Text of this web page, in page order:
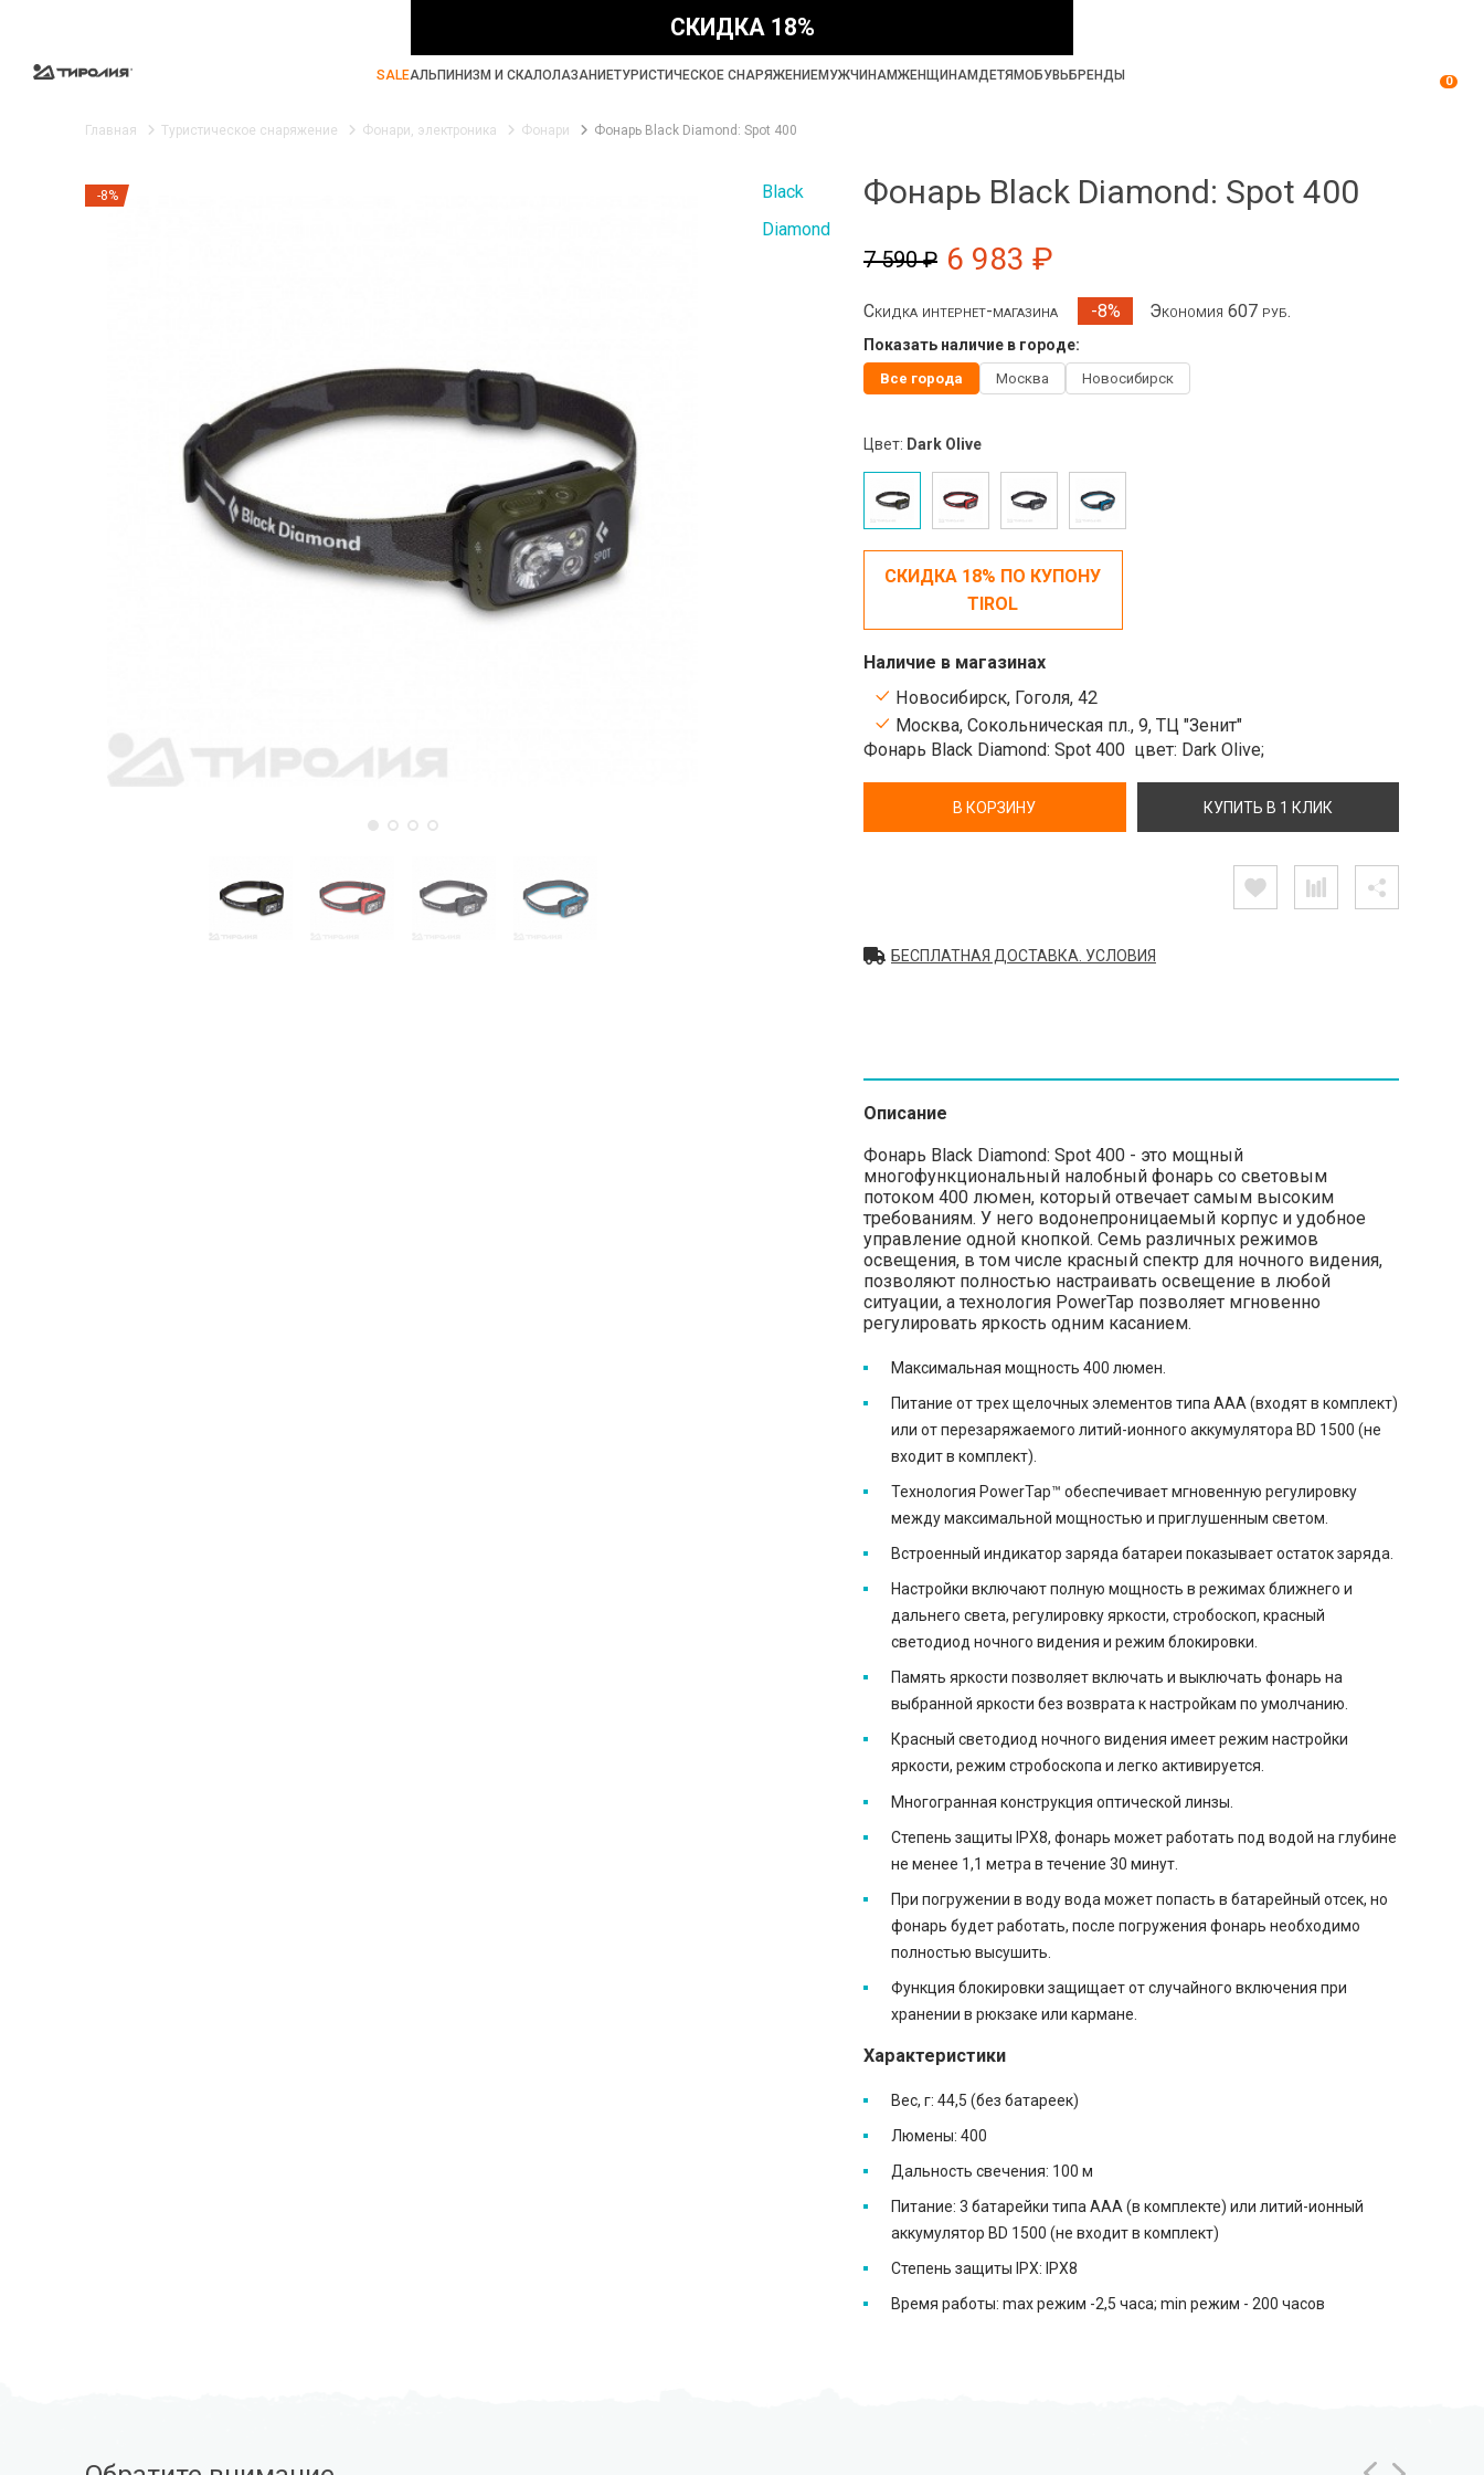
СКИДКА 18%
SALEАЛЬПИНИЗМ И СКАЛОЛАЗАНИЕТУРИСТИЧЕСКОЕ СНАРЯЖЕНИЕМУЖЧИНАМЖЕНЩИНАМДЕТЯМОБУВЬ БРЕНДЫ 0
Главная Туристическое снаряжение Фонари, электроника Фонари Фонарь Black Diamond: Spot 400
-8%
Black
Diamond
Фонарь Black Diamond: Spot 400
7 590 ₽ 6 983 ₽
Скидка интернет-магазина -8% Экономия 607 руб.
Показать наличие в городе:
Все города Москва Новосибирск
Цвет: Dark Olive
СКИДКА 18% ПО КУПОНУ
TIROL
Наличие в магазинах
Новосибирск, Гоголя, 42
Москва, Сокольническая пл., 9, ТЦ "Зенит"
Фонарь Black Diamond: Spot 400 цвет: Dark Olive;
В КОРЗИНУ КУПИТЬ В 1 КЛИК
БЕСПЛАТНАЯ ДОСТАВКА. УСЛОВИЯ
Описание
Фонарь Black Diamond: Spot 400 - это мощный
многофункциональный налобный фонарь со световым
потоком 400 люмен, который отвечает самым высоким
требованиям. У него водонепроницаемый корпус и удобное
управление одной кнопкой. Семь различных режимов
освещения, в том числе красный спектр для ночного видения,
позволяют полностью настраивать освещение в любой
ситуации, а технология PowerTap позволяет мгновенно
регулировать яркость одним касанием.
Максимальная мощность 400 люмен.
Питание от трех щелочных элементов типа AAA (входят в комплект)
или от перезаряжаемого литий-ионного аккумулятора BD 1500 (не
входит в комплект).
Технология PowerTap™ обеспечивает мгновенную регулировку
между максимальной мощностью и приглушенным светом.
Встроенный индикатор заряда батареи показывает остаток заряда.
Настройки включают полную мощность в режимах ближнего и
дальнего света, регулировку яркости, стробоскоп, красный
светодиод ночного видения и режим блокировки.
Память яркости позволяет включать и выключать фонарь на
выбранной яркости без возврата к настройкам по умолчанию.
Красный светодиод ночного видения имеет режим настройки
яркости, режим стробоскопа и легко активируется.
Многогранная конструкция оптической линзы.
Степень защиты IPX8, фонарь может работать под водой на глубине
не менее 1,1 метра в течение 30 минут.
При погружении в воду вода может попасть в батарейный отсек, но
фонарь будет работать, после погружения фонарь необходимо
полностью высушить.
Функция блокировки защищает от случайного включения при
хранении в рюкзаке или кармане.
Характеристики
Вес, г: 44,5 (без батареек)
Люмены: 400
Дальность свечения: 100 м
Питание: 3 батарейки типа AAA (в комплекте) или литий-ионный
аккумулятор BD 1500 (не входит в комплект)
Степень защиты IPX: IPX8
Время работы: max режим -2,5 часа; min режим - 200 часов